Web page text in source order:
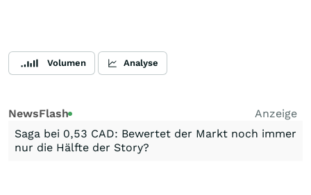
Volumen Analyse
NewsFlash
Anzeige
Saga bei 0,53 CAD: Bewertet der Markt noch immer
nur die Hälfte der Story?